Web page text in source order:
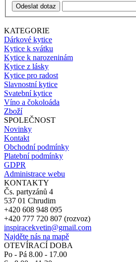
Odeslat dotaz
KATEGORIE
Dárkové kytice
Kytice k svátku
Kytice k narozeninám
Kytice z lásky
Kytice pro radost
Slavnostní kytice
Svatební kytice
Víno a čokoloáda
Zboží
SPOLEČNOST
Novinky
Kontakt
Obchodní podmínky
Platební podmínky
GDPR
Administrace webu
KONTAKTY
Čs. partyzánů 4
537 01 Chrudim
+420 608 948 095
+420 777 720 807 (rozvoz)
inspiracekvetin@gmail.com
Najděte nás na mapě
OTEVÍRACÍ DOBA
Po - Pá 8.00 - 17.00